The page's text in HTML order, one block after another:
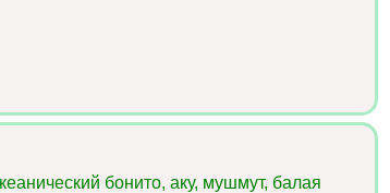
бонито, аку, мушмут, балая